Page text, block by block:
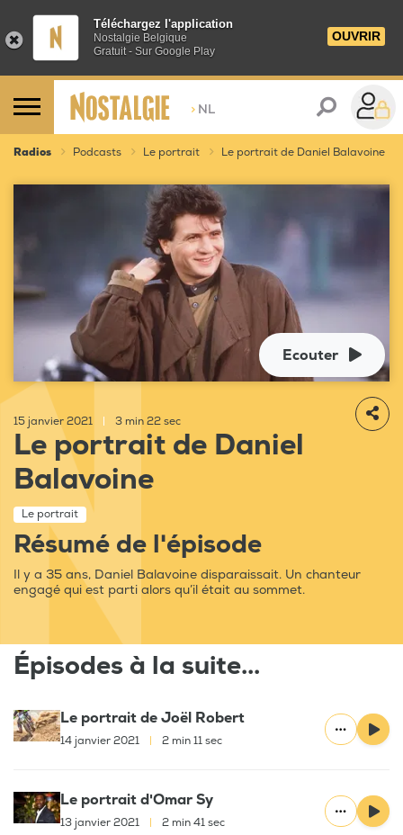
Téléchargez l'application
Nostalgie Belgique
Gratuit - Sur Google Play
OUVRIR
> NL
Radios Podcasts Le portrait Le portrait de Daniel Balavoine
Ecouter
15 janvier 2021 3 min 22 sec
Le portrait de Daniel
Balavoine
Le portrait
Résumé de l'épisode
Il y a 35 ans, Daniel Balavoine disparaissait. Un chanteur
engagé qui est parti alors qu’il était au sommet.
Épisodes à la suite...
Le portrait de Joël Robert
14 janvier 2021 2 min 11 sec
Le portrait d'Omar Sy
13 janvier 2021 2 min 41 sec